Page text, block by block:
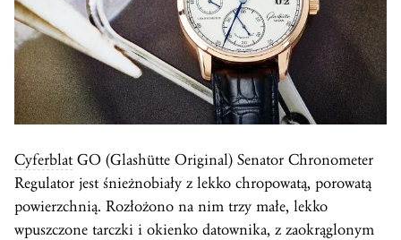
CyferblatGO (Glashütte Original) Senator Chronometer
Regulator jest śnieżnobiały z lekko chropowatą, porowatą
powierzchnią. Rozłożono na nim trzy małe, lekko
wpuszczone tarczki i okienko datownika, z zaokrąglonym